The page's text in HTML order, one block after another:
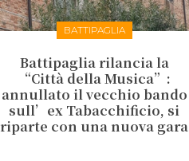
BATTIPAGLIA
Battipaglia rilancia la
“Città della Musica”:
annullato il vecchio bando
sull’ex Tabacchificio, si
riparte con una nuova gara